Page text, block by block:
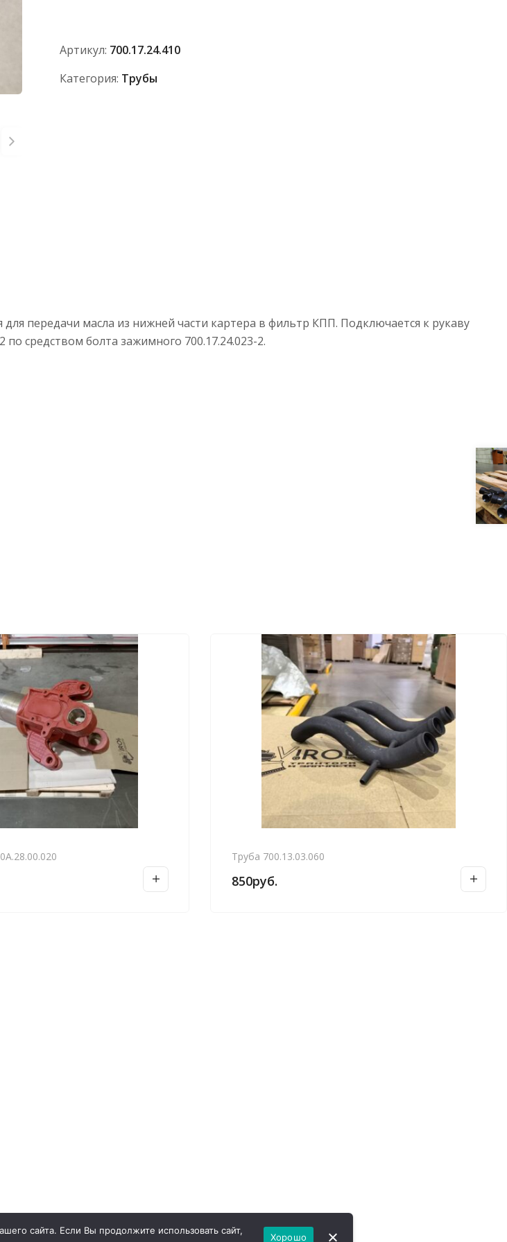
Артикул: 700.17.24.410
Категория: Трубы
передачи масла из нижней части картера в фильтр КПП. Подключается к рукаву
по средством болта зажимного 700.17.24.023-2.
Труба 700.13.03.060
850руб.
сайта. Если Вы продолжите использовать сайт,
Хорошо